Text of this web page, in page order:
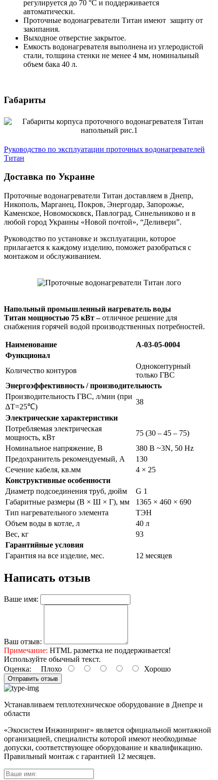
регулируется до 70 °С и поддерживается
автоматически.
Проточные водонагреватели Титан имеют защиту от
закипания.
Выходное отверстие закрытое.
Емкость водонагревателя выполнена из углеродистой
стали, толщина стенки не менее 4 мм, номинальный
объем бака 40 л.
Габариты
Руководство по эксплуатации проточных водонагревателей
Титан
Доставка по Украине
Проточные водонагреватели Титан доставляем в Днепр,
Никополь, Марганец, Покров, Энергодар, Запорожье,
Каменское, Новомосковск, Павлоград, Синельниково и в
любой город Украины «Новой почтой», “Деливери”.
Руководство по установке и эксплуатации, которое
прилагается к каждому изделию, поможет разобраться с
монтажом и обслуживанием.
Напольный промышленный нагреватель воды
Титан мощностью 75 кВт –отличное решение для
снабжения горячей водой производственных потребностей.
Наименование
A-03-05-0004
Функционал
Количество контуров
Одноконтурный
только ГВС
Энергоэффективность / производительность
Производительность ГВС, л/мин (при
∆T=25℃)
38
Электрические характеристики
Потребляемая электрическая
мощность, кВт
75 (30 – 45 – 75)
Номинальное напряжение, В
380 В ~3N, 50 Hz
Предохранитель рекомендуемый, А
130
Сечение кабеля, кв.мм
4 × 25
Конструктивные особенности
Диаметр подсоединения труб, дюйм
G 1
Габаритные размеры (В × Ш × Г), мм
1365 × 460 × 690
Тип нагревательного элемента
ТЭН
Объем воды в котле, л
40 л
Вес, кг
93
Гарантийные условия
Гарантия на все изделие, мес.
12 месяцев
Написать отзыв
Ваше имя:
Ваш отзыв:
Примечание: HTML разметка не поддерживается!
Используйте обычный текст.
Оценка: Плохо Хорошо
Отправить отзыв
Устанавливаем теплотехническое оборудование в Днепре и
области
«Экосистем Инжиниринг» является официальной монтажной
организацией, специалисты которой имеют необходимые
допуски, соответствующее оборудование и квалификацию.
Правильный монтаж с гарантией 12 месяцев.